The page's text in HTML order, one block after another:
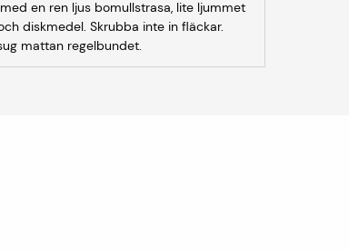
en ren ljus bomullstrasa, lite ljummet
diskmedel. Skrubba inte in fläckar.
mattan regelbundet.